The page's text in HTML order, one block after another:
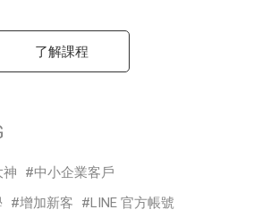
了解課程
神
中小企業客戶
增加新客
LINE 官方帳號